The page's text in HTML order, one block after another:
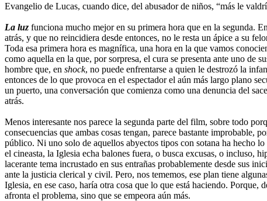
Evangelio de Lucas, cuando dice, del abusador de niños, “más le
La luz funciona mucho mejor en su primera hora que en la segunda.
atrás, y que no reincidiera desde entonces, no le resta un ápice a su
Toda esa primera hora es magnífica, una hora en la que vamos
como aquella en la que, por sorpresa, el cura se presenta ante uno de
hombre que, en shock, no puede enfrentarse a quien le destrozó la
entonces de lo que provoca en el espectador el aún más largo plano
un puerto, una conversación que comienza como una denuncia del
atrás.
Menos interesante nos parece la segunda parte del film, sobre todo
consecuencias que ambas cosas tengan, parece bastante improbable,
público. Ni uno solo de aquellos abyectos tipos con sotana ha hecho
el cineasta, la Iglesia echa balones fuera, o busca excusas, o incluso,
lacerante tema incrustado en sus entrañas probablemente desde sus
ante la justicia clerical y civil. Pero, nos tememos, ese plan tiene
Iglesia, en ese caso, haría otra cosa que lo que está haciendo.
afronta el problema, sino que se empeora aún más.